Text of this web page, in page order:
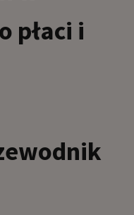
płaci i